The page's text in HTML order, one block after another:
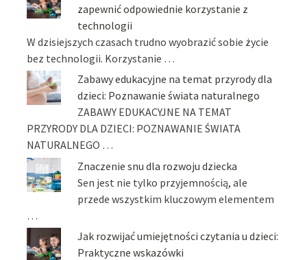
zapewnić odpowiednie korzystanie z
technologii
W dzisiejszych czasach trudno wyobrazić sobie życie
bez technologii. Korzystanie …
Zabawy edukacyjne na temat przyrody dla
dzieci: Poznawanie świata naturalnego
ZABAWY EDUKACYJNE NA TEMAT
PRZYRODY DLA DZIECI: POZNAWANIE ŚWIATA
NATURALNEGO …
Znaczenie snu dla rozwoju dziecka
Sen jest nie tylko przyjemnością, ale
przede wszystkim kluczowym elementem
…
Jak rozwijać umiejętności czytania u dzieci:
Praktyczne wskazówki